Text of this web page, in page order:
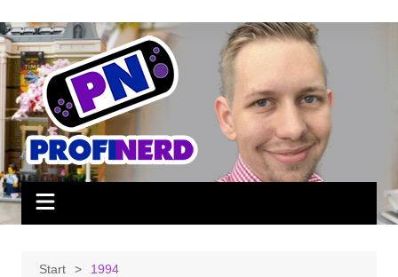
Inhalt
springen
Start 1994